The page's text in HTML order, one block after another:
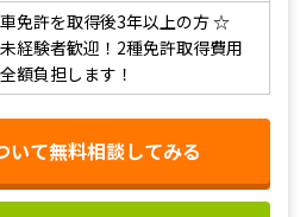
免許を取得後3年以上の方☆
経験者歓迎！2種免許取得費用
額負担します！
いて無料相談してみる